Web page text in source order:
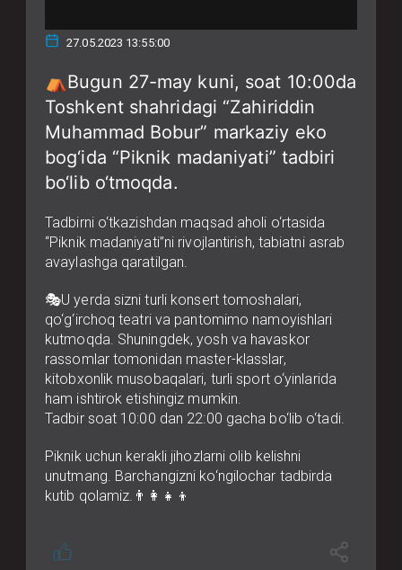
27.05.2023 13:55:00
⛺️Bugun 27-may kuni, soat 10:00da
Toshkent shahridagi “Zahiriddin
Muhammad Bobur” markaziy eko
bog‘ida “Piknik madaniyati” tadbiri
bo‘lib o‘tmoqda.
Tadbirni o‘tkazishdan maqsad aholi o‘rtasida
“Piknik madaniyati”ni rivojlantirish, tabiatni asrab
avaylashga qaratilgan.
🎭U yerda sizni turli konsert tomoshalari,
qo‘g‘irchoq teatri va pantomimo namoyishlari
kutmoqda. Shuningdek, yosh va havaskor
rassomlar tomonidan master-klasslar,
kitobxonlik musobaqalari, turli sport o‘yinlarida
ham ishtirok etishingiz mumkin.
Tadbir soat 10:00 dan 22:00 gacha bo‘lib o‘tadi.
Piknik uchun kerakli jihozlarni olib kelishni
unutmang. Barchangizni ko‘ngilochar tadbirda
kutib qolamiz.👨‍👩‍👧‍👦